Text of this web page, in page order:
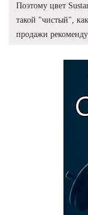
Поэтому цвет
такой "чистый",
продажи